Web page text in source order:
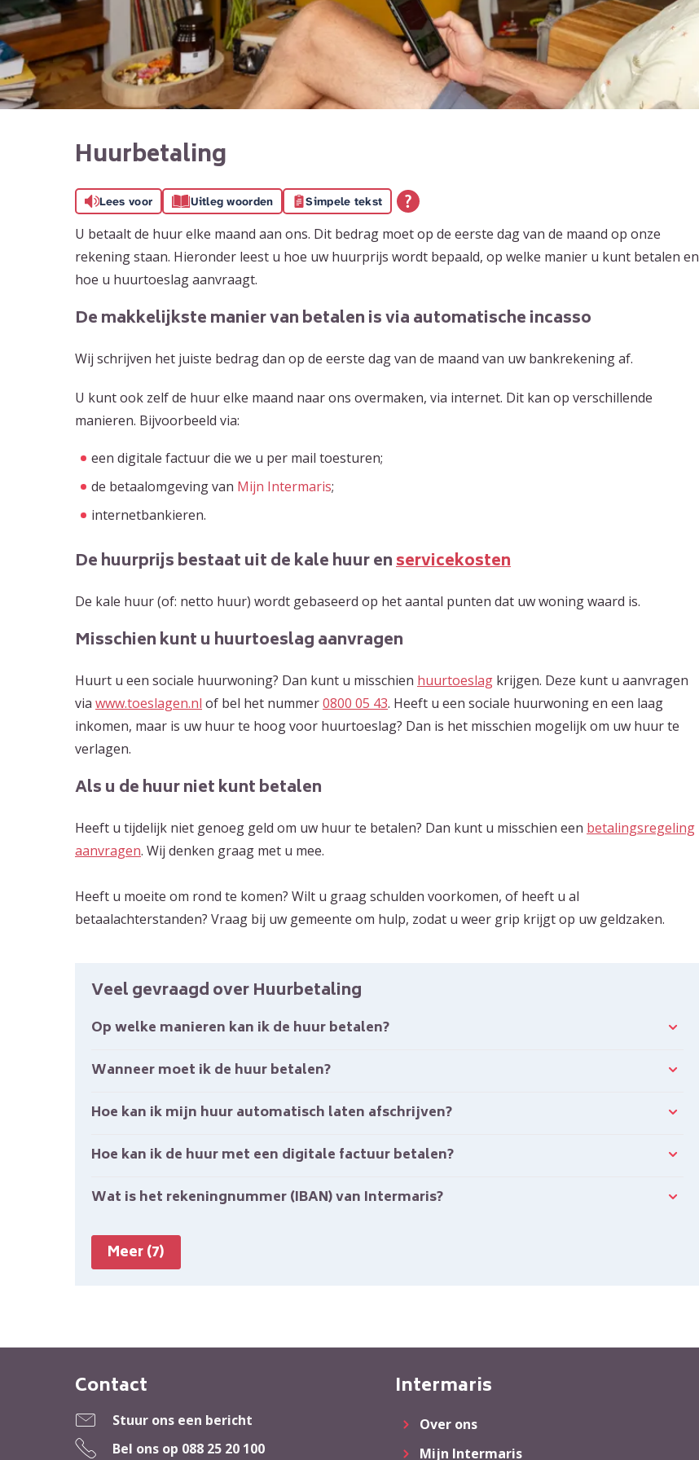
Huurbetaling
Lees voor Uitleg woorden Simpele tekst
U betaalt de huur elke maand aan ons. Dit bedrag moet op de eerste dag van de maand op onze
rekening staan. Hieronder leest u hoe uw huurprijs wordt bepaald, op welke manier u kunt betalen en
hoe u huurtoeslag aanvraagt.
De makkelijkste manier van betalen is via automatische incasso
Wij schrijven het juiste bedrag dan op de eerste dag van de maand van uw bankrekening af.
U kunt ook zelf de huur elke maand naar ons overmaken, via internet. Dit kan op verschillende
manieren. Bijvoorbeeld via:
een digitale factuur die we u per mail toesturen;
de betaalomgeving van Mijn Intermaris;
internetbankieren.
De huurprijs bestaat uit de kale huur enservicekosten
De kale huur (of: netto huur) wordt gebaseerd op het aantal punten dat uw woning waard is.
Misschien kunt u huurtoeslag aanvragen
Huurt u een sociale huurwoning? Dan kunt u misschien huurtoeslag krijgen. Deze kunt u aanvragen
via www.toeslagen.nl of bel het nummer0800 05 43. Heeft u een sociale huurwoning en een laag
inkomen, maar is uw huur te hoog voor huurtoeslag? Dan is het misschien mogelijk om uw huur te
verlagen.
Als u de huur niet kunt betalen
Heeft u tijdelijk niet genoeg geld om uw huur te betalen? Dan kunt u misschien een betalingsregeling
aanvragen. Wij denken graag met u mee.
Heeft u moeite om rond te komen? Wilt u graag schulden voorkomen, of heeft u al
betaalachterstanden? Vraag bij uw gemeente om hulp, zodat u weer grip krijgt op uw geldzaken.
Veel gevraagd over Huurbetaling
Op welke manieren kan ik de huur betalen?
Wanneer moet ik de huur betalen?
Hoe kan ik mijn huur automatisch laten afschrijven?
Hoe kan ik de huur met een digitale factuur betalen?
Wat is het rekeningnummer (IBAN) van Intermaris?
Meer (7)
Contactinformatie
Contact
Stuur ons een bericht
Bel ons op 088 25 20 100
Intermaris
Over ons
Mijn Intermaris